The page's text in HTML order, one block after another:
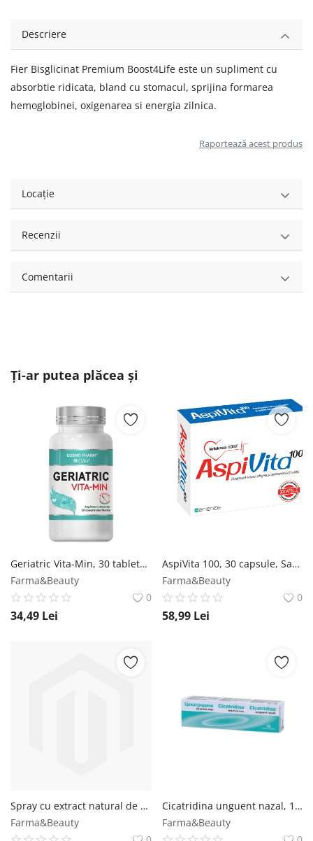
Descriere
Fier Bisglicinat Premium Boost4Life este un supliment cu
absorbtie ridicata, bland cu stomacul, sprijina formarea
hemoglobinei, oxigenarea si energia zilnica.
Raportează acest produs
Locație
Recenzii
Comentarii
Ți-ar putea plăcea și
Geriatric Vita-Min, 30 tablete, Cosmopharm Cosmopharm
Farma&Beauty
0
34,49 Lei
AspiVita 100, 30 capsule, Sanience Sanience
Farma&Beauty
0
58,99 Lei
Spray cu extract natural de propolis fara alcool, 20ml, Dacia Plant Dacia Plant
Farma&Beauty
Cicatridina unguent nazal, 15g, Farma-Derma Farma-Derma
Farma&Beauty